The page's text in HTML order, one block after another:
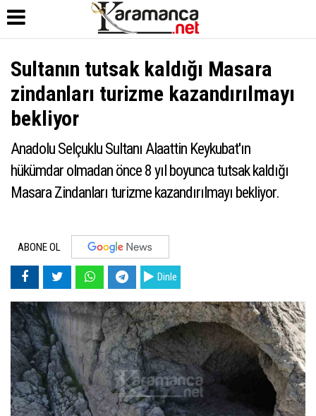
Sultanın tutsak kaldığı Masara
zindanları turizme kazandırılmayı
bekliyor
Anadolu Selçuklu Sultanı Alaattin Keykubat'ın
hükümdar olmadan önce 8 yıl boyunca tutsak kaldığı
Masara Zindanları turizme kazandırılmayı bekliyor.
ABONE OL
Dinle